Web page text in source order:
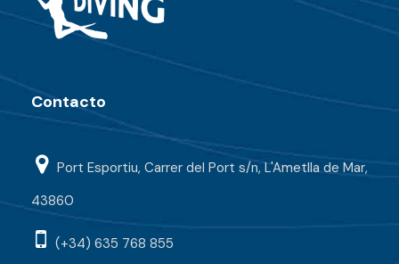
Contacto
Port Esportiu, Carrer del Port s/n, L'Ametlla de Mar,
43860
(+34) 635 768 855